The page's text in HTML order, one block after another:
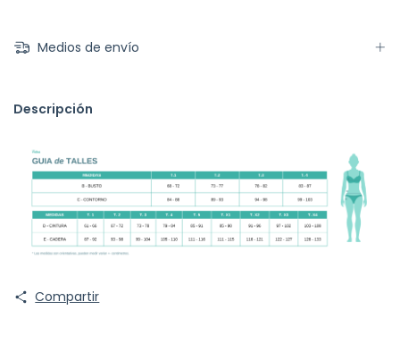
Medios de envío
Descripción
Compartir